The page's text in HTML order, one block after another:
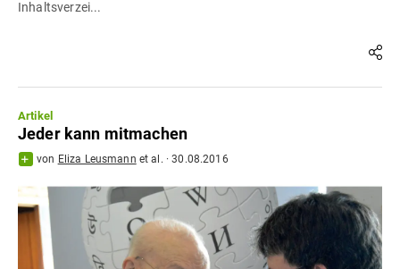
Inhaltsverzei...
Artikel
Jeder kann mitmachen
von Eliza Leusmann et al. ·30.08.2016